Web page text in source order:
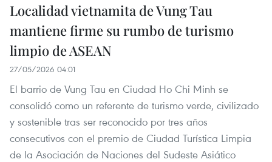
Localidad vietnamita de Vung Tau
mantiene firme su rumbo de turismo
limpio de ASEAN
27/05/2026 04:01
El barrio de Vung Tau en Ciudad Ho Chi Minh se
consolidó como un referente de turismo verde, civilizado
y sostenible tras ser reconocido por tres años
consecutivos con el premio de Ciudad Turística Limpia
de la Asociación de Naciones del Sudeste Asiático